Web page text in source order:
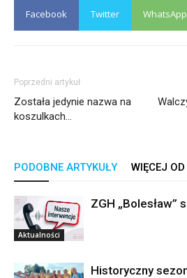
Facebook Twitter WhatsApp
Poprzedni artykuł
Została jedynie nazwa na
koszulkach…
PODOBNE ARTYKUŁY WIĘCEJ
Aktualności
ZGH „Bolesław”
Historyczny